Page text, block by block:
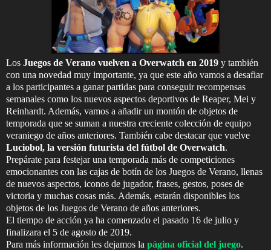
Los Juegos de Verano vuelven a Overwatch en 2019 y también
con una novedad muy importante, ya que este año vamos a desafiar
a los participantes a ganar partidas para conseguir recompensas
semanales como los nuevos aspectos deportivos de Reaper, Mei y
Reinhardt. Además, vamos a añadir un montón de objetos de
temporada que se suman a nuestra creciente colección de equipo
veraniego de años anteriores. También cabe destacar que vuelve
Luciobol, la versión futurista del fútbol de Overwatch.
Prepárate para festejar una temporada más de competiciones
emocionantes con las cajas de botín de los Juegos de Verano, llenas
de nuevos aspectos, iconos de jugador, frases, gestos, poses de
victoria y muchas cosas más. Además, estarán disponibles los
objetos de los Juegos de Verano de años anteriores.
El tiempo de acción ya ha comenzado el pasado 16 de julio y
finalizara el 5 de agosto de 2019.
Para más información les dejamos la página oficial del juego.